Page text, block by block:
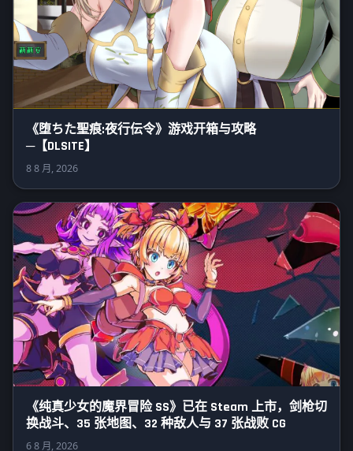
《堕ちた聖痕:夜行伝令》游戏开箱与攻略
─【DLSITE】
8 8 月, 2026
《纯真少女的魔界冒险 SS》已在 Steam 上市，剑枪切
换战斗、35 张地图、32 种敌人与 37 张战败 CG
6 8 月, 2026